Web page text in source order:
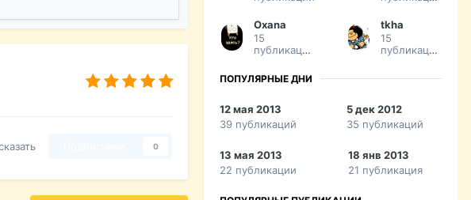
0
Oxana
15
публикаций
tkha
15
публикаций
ПОПУЛЯРНЫЕ ДНИ
12 мая 2013
39 публикаций
5 дек 2012
35 публикаций
13 мая 2013
22 публикации
18 янв 2013
21 публикация